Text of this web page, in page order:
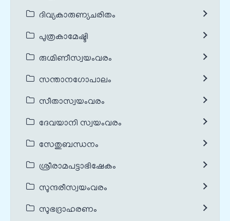
ദിവ്യകാരുണ്യചരിതം
പുത്രകാമേഷ്ടി
രുഗ്മിണീസ്വയംവരം
സന്താനഗോപാലം
സീതാസ്വയംവരം
ദേവയാനി സ്വയംവരം
സേതുബന്ധനം
ശ്രീരാമപട്ടാഭിഷേകം
സുന്ദരീസ്വയംവരം
സുഭദ്രാഹരണം